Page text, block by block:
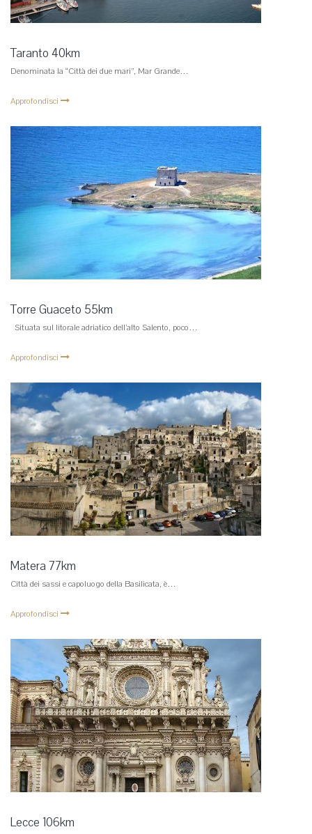
Taranto 40km
Denominata la “Città dei due mari”, Mar Grande…
Approfondisci
Torre Guaceto 55km
Situata sul litorale adriatico dell’alto Salento, poco…
Approfondisci
Matera 77km
Città dei sassi e capoluogo della Basilicata, è…
Approfondisci
Lecce 106km